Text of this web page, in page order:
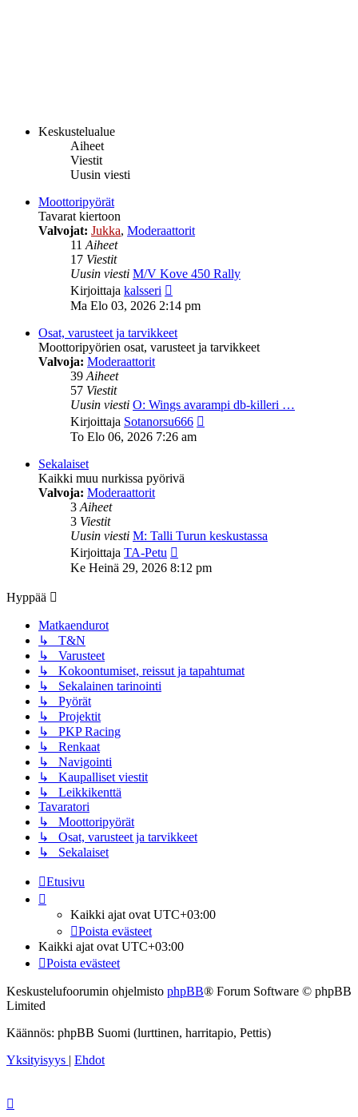
Keskustelualue
Aiheet
Viestit
Uusin viesti
Moottoripyörät
Tavarat kiertoon
Valvojat: Jukka, Moderaattorit
11 Aiheet
17 Viestit
Uusin viesti M/V Kove 450 Rally
Kirjoittaja kalsseri
uusin
viesti
Ma Elo 03, 2026 2:14 pm
Osat, varusteet ja tarvikkeet
Moottoripyörien osat, varusteet ja tarvikkeet
Valvoja: Moderaattorit
39 Aiheet
57 Viestit
Uusin viesti O: Wings avarampi db-killeri …
Kirjoittaja Sotanorsu666
To Elo 06, 2026 7:26 am
Sekalaiset
Kaikki muu nurkissa pyörivä
Valvoja: Moderaattorit
3 Aiheet
3 Viestit
Uusin viesti M: Talli Turun keskustassa
Kirjoittaja TA-Petu
uusin
viesti
Ke Heinä 29, 2026 8:12 pm
Hyppää
Matkaendurot
↳ T&N
↳ Varusteet
↳ Kokoontumiset, reissut ja tapahtumat
↳ Sekalainen tarinointi
↳ Pyörät
↳ Projektit
↳ PKP Racing
↳ Renkaat
↳ Navigointi
↳ Kaupalliset viestit
↳ Leikkikenttä
Tavaratori
↳ Moottoripyörät
↳ Osat, varusteet ja tarvikkeet
↳ Sekalaiset
Etusivu
Kaikki ajat ovat UTC+03:00
Poista evästeet
Kaikki ajat ovat UTC+03:00
Poista evästeet
Keskustelufoorumin ohjelmisto phpBB® Forum Software © phpBB
Limited
Käännös: phpBB Suomi (lurttinen, harritapio, Pettis)
Yksityisyys | Ehdot